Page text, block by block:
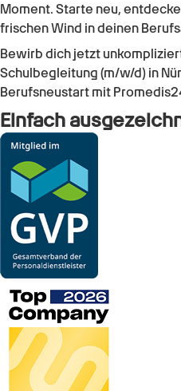
Moment. Starte neu,
frischen Wind in deinen
Bewirb dich jetzt
Schulbegleitung (m/w/d) in
Berufsneustart mit
Einfach